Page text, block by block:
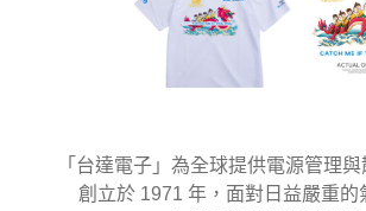
「台達電子」為全球提供電源管理
創立於 1971 年，面對日益嚴重的